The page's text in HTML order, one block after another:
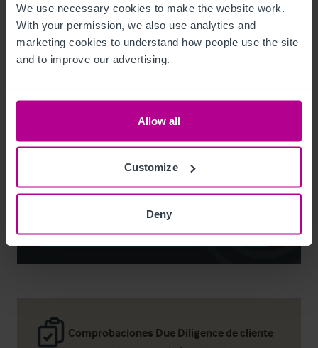
We use necessary cookies to make the website work.
With your permission, we also use analytics and
marketing cookies to understand how people use the site
and to improve our advertising.
Allow all
Customize
Deny
Comprobaciones Due Diligence de cliente
+44 7713 061 594